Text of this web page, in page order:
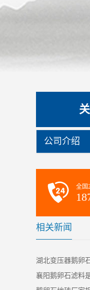
公司介绍
全国
相关新闻
湖北变压器鹅卵
襄阳鹅卵石滤料